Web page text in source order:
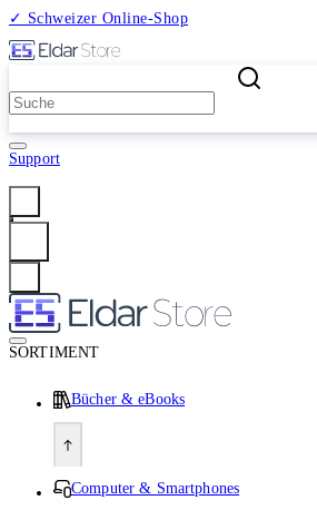
✓ Schweizer Online-Shop
Support
SORTIMENT
Bücher & eBooks
Computer & Smartphones